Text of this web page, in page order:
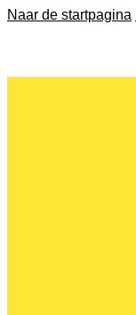
Naar de startpagina